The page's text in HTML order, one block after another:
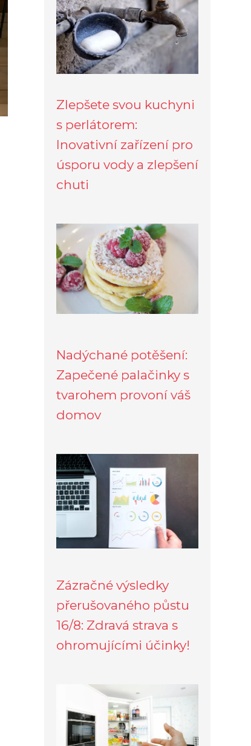
Zlepšete svou kuchyni
s perlátorem:
Inovativní zařízení pro
úsporu vody a zlepšení
chuti
Nadýchané potěšení:
Zapečené palačinky s
tvarohem provoní váš
domov
Zázračné výsledky
přerušovaného půstu
16/8: Zdravá strava s
ohromujícími účinky!